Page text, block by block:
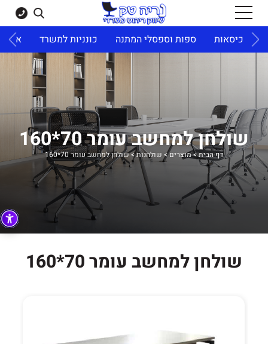
כיסאות ספות וספסלי המתנה כונניות למשרד
שולחן למחשב עומר 70*160
דף הבית>מוצרים> שולחנות>שולחן למחשב עומר 70*160
שולחן למחשב עומר 70*160